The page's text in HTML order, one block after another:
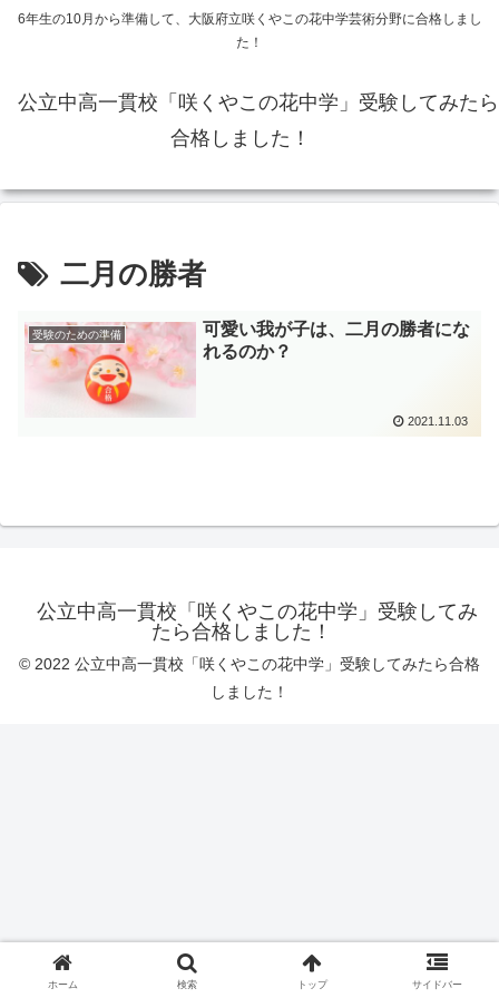
6年生の10月から準備して、大阪府立咲くやこの花中学芸術分野に合格しまし
た！
公立中高一貫校「咲くやこの花中学」受験してみたら
合格しました！
二月の勝者
受験のための準備
可愛い我が子は、二月の勝者にな
れるのか？
2021.11.03
公立中高一貫校「咲くやこの花中学」受験してみ
たら合格しました！
© 2022 公立中高一貫校「咲くやこの花中学」受験してみたら合格
しました！
ホーム 検索 トップ サイドバー